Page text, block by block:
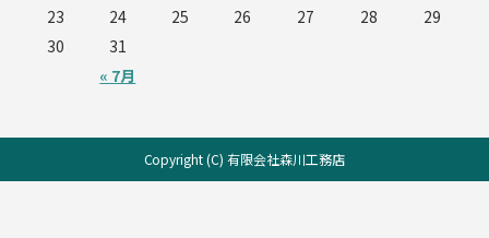
« 7月
23
24 25 26 27 28
29
30
31
Copyright (C) 有限会社森川工務店